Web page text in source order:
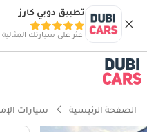
تطبيق دوبي كارز
اعثر على سيارتك
الصفحة الرئيسية سيارات